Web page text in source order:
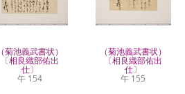
（菊池義武書状）
〔相良織部佑出
仕〕
午 154
（菊池義武書状）
〔相良織部佑出
仕〕
午 155